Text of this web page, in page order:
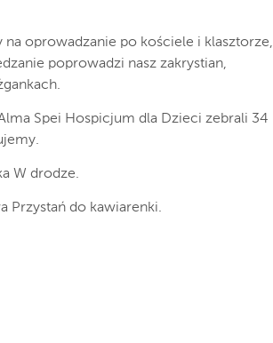
na oprowadzanie po kościele i klasztorze,
poprowadzi nasz zakrystian,
Spei Hospicjum dla Dzieci zebrali 34
W drodze.
Przystań do kawiarenki.